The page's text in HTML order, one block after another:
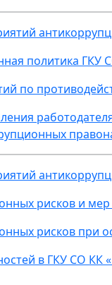
политика ГКУ
по
рисков и
рисков при
в ГКУ СО КК